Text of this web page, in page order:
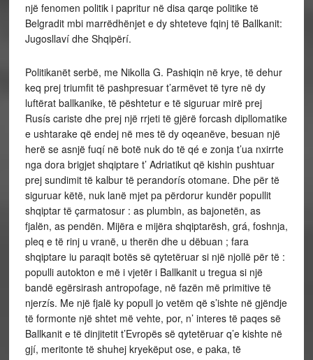
një fenomen politik i papritur në disa qarqe politike të
Belgradit mbi marrëdhënjet e dy shteteve fqinj të Ballkanit:
Jugosllaví dhe Shqipërí.
Politikanët serbë, me Nikolla G. Pashiqin në krye, të dehur
keq prej triumfit të pashpresuar t’armëvet të tyre në dy
luftërat ballkanike, të pështetur e të siguruar mirë prej
Rusís cariste dhe prej një rrjeti të gjërë forcash dipllomatike
e ushtarake që endej në mes të dy oqeanëve, besuan një
herë se asnjë fuqí në botë nuk do të qé e zonja t’ua nxirrte
nga dora brigjet shqiptare t’ Adriatikut që kishin pushtuar
prej sundimit të kalbur të perandorís otomane. Dhe për të
siguruar këtë, nuk lanë mjet pa përdorur kundër popullit
shqiptar të çarmatosur : as plumbin, as bajonetën, as
fjalën, as pendën. Mijëra e mijëra shqiptarësh, grá, foshnja,
pleq e të rinj u vranë, u therën dhe u dëbuan ; fara
shqiptare iu paraqit botës së qytetëruar si një njollë për të :
populli autokton e më i vjetër i Ballkanit u tregua si një
bandë egërsirash antropofage, në fazën më primitive të
njerzís. Me një fjalë ky popull jo vetëm që s’ishte në gjëndje
të formonte një shtet më vehte, por, n’ interes të paqes së
Ballkanit e të dinjitetit t’Evropës së qytetëruar q’e kishte në
gjí, meritonte të shuhej kryekëput ose, e paka, të